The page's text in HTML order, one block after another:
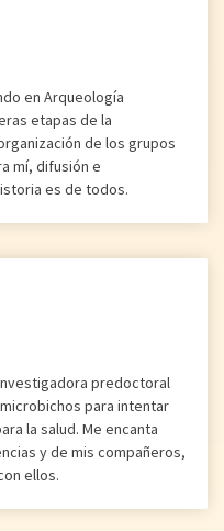
en Arqueología
etapas de la
de los grupos
mí, difusión e
es de todos.
predoctoral
para intentar
la salud. Me encanta
y de mis compañeros,
ellos.